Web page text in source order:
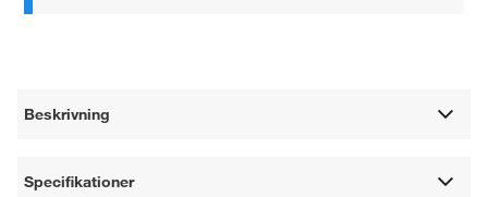
Beskrivning
Specifikationer